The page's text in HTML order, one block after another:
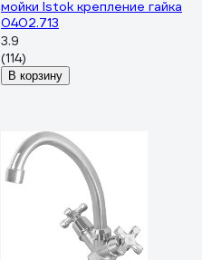
мойки Istok крепление гайка
0402.713
3.9
(114)
В корзину